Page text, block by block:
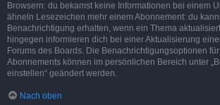
Browsern: du bekamst keine Informationen bei einem
ähneln Lesezeichen mehr einem Abonnement: du
Benachrichtigung erhalten, wenn ein Thema
hingegen informieren dich bei einer Aktualisierung
Forums des Boards. Die Benachrichtigungsoptionen
Abonnements können im persönlichen Bereich unter
einstellen“ geändert werden.
Nach oben